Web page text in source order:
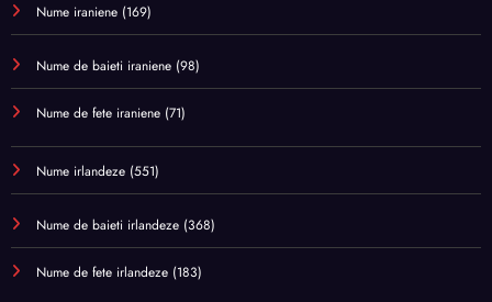
Nume iraniene (169)
Nume de baieti iraniene (98)
Nume de fete iraniene (71)
Nume irlandeze (551)
Nume de baieti irlandeze (368)
Nume de fete irlandeze (183)